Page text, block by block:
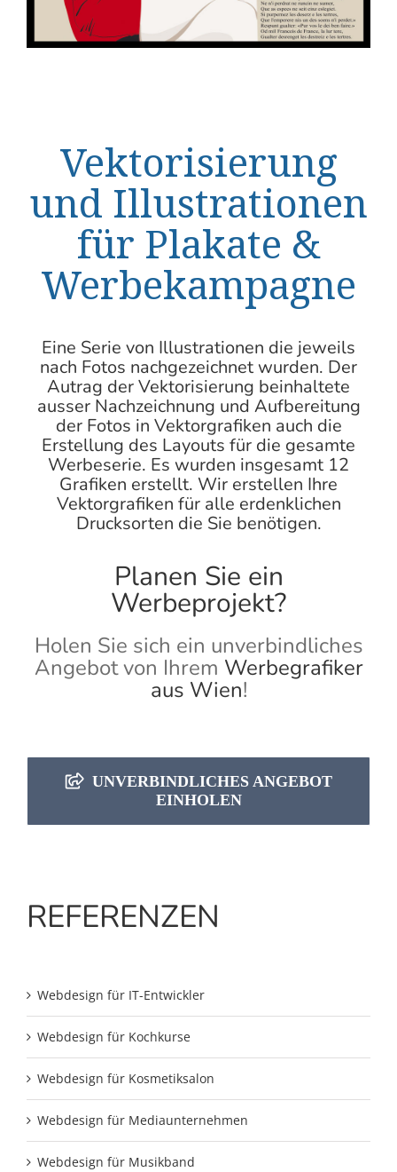
Vektorisierung
und Illustrationen
für Plakate &
Werbekampagne
Eine Serie von Illustrationen die jeweils
nach Fotos nachgezeichnet wurden. Der
Autrag derVektorisierung beinhaltete
ausser Nachzeichnung und Aufbereitung
der Fotos in Vektorgrafiken auch die
Erstellung des Layouts für die gesamte
Werbeserie. Es wurden insgesamt 12
Grafiken erstellt. Wir erstellen Ihre
Vektorgrafiken für alle erdenklichen
Drucksorten die Sie benötigen.
Planen Sie ein
Werbeprojekt?
Holen Sie sich ein unverbindliches
Angebot von Ihrem Werbegrafiker
aus Wien!
UNVERBINDLICHES ANGEBOT
EINHOLEN
REFERENZEN
Webdesign für IT-Entwickler
Webdesign für Kochkurse
Webdesign für Kosmetiksalon
Webdesign für Mediaunternehmen
Webdesign für Musikband